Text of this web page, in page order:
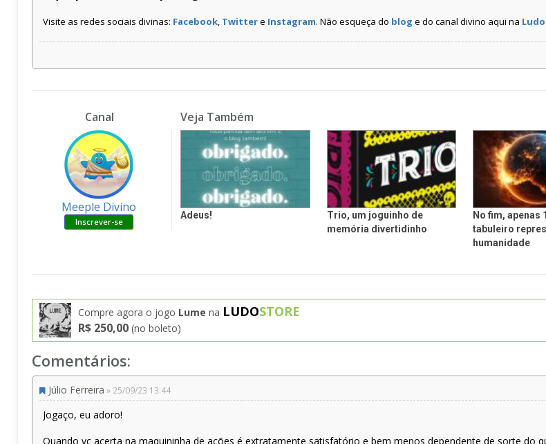
Visite as redes sociais divinas: Facebook, Twittere Instagram. Não esqueça do blog e do canal divino aqui na
Canal Veja Também
Meeple Divino
Adeus!
Trio, um joguinho de
memória divertidinho
No fim, apenas
tabuleiro
humanidade
Compre agora o jogo Lume na LUDOSTORE
R$ 250,00 (no boleto)
Comentários:
Júlio Ferreira » 25/09/23 13:44
Jogaço, eu adoro!
Quando vc acerta na maquininha de ações é extratamente satisfatório e bem menos dependente de sorte do